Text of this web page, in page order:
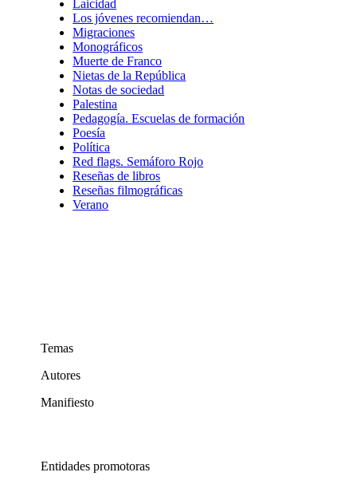
Laicidad
Los jóvenes recomiendan…
Migraciones
Monográficos
Muerte de Franco
Nietas de la República
Notas de sociedad
Palestina
Pedagogía. Escuelas de formación
Poesía
Política
Red flags. Semáforo Rojo
Reseñas de libros
Reseñas filmográficas
Verano
Temas
Autores
Manifiesto
Entidades promotoras